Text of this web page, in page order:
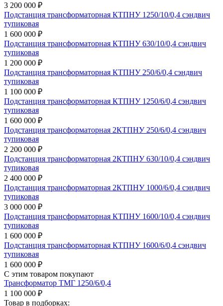
3 200 000 ₽
Подстанция трансформаторная КТПНУ 1250/10/0,4 сэндвич
тупиковая
1 600 000 ₽
Подстанция трансформаторная КТПНУ 630/10/0,4 сэндвич
тупиковая
1 200 000 ₽
Подстанция трансформаторная КТПНУ 250/6/0,4 сэндвич
тупиковая
1 100 000 ₽
Подстанция трансформаторная КТПНУ 1250/6/0,4 сэндвич
тупиковая
1 600 000 ₽
Подстанция трансформаторная 2КТПНУ 250/6/0,4 сэндвич
тупиковая
2 200 000 ₽
Подстанция трансформаторная 2КТПНУ 630/10/0,4 сэндвич
тупиковая
2 400 000 ₽
Подстанция трансформаторная 2КТПНУ 1000/6/0,4 сэндвич
тупиковая
3 000 000 ₽
Подстанция трансформаторная КТПНУ 1600/10/0,4 сэндвич
тупиковая
1 600 000 ₽
Подстанция трансформаторная КТПНУ 1600/6/0,4 сэндвич
тупиковая
1 600 000 ₽
С этим товаром покупают
Трансформатор ТМГ 1250/6/0,4
1 100 000 ₽
Товар в подборках: